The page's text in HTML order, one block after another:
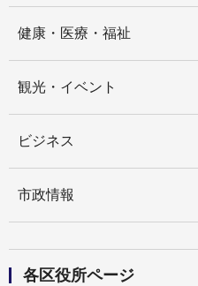
健康・医療・福祉
観光・イベント
ビジネス
市政情報
各区役所ページ